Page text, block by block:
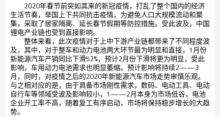
2020年春节前突如其来的新冠疫情，打乱了整个国内的经济
生活节奏，举国上下共同抗击疫情，为避免人口大规模流动和聚
集，采取了居家隔离、延长春节假期等防控措施。受此波及，中国
锂电产业链也受到直接影响。
整体来看，此次疫情对于上中下游产业链都带来了不同程度波
及，其中，对于整车和动力电池两大环节最为明显和直接，1月份
新能源汽车产销同比下滑52%，预计2月份下滑将更为明显，受此
影响，车用动力电池需求也明显萎缩。预计影响将持续2——3
月，同时，对疫情之后的2020年新能源汽车市场走势审慎乐观。
与之相对应的是，由于具备市场刚性需求，数码、电动工具、电动
自行车等领域受波及影响较小，1——2月本身为市场低谷，电池
企业开工率不高，随着复工有序启动，市场将保持稳步增长的大趋
势。